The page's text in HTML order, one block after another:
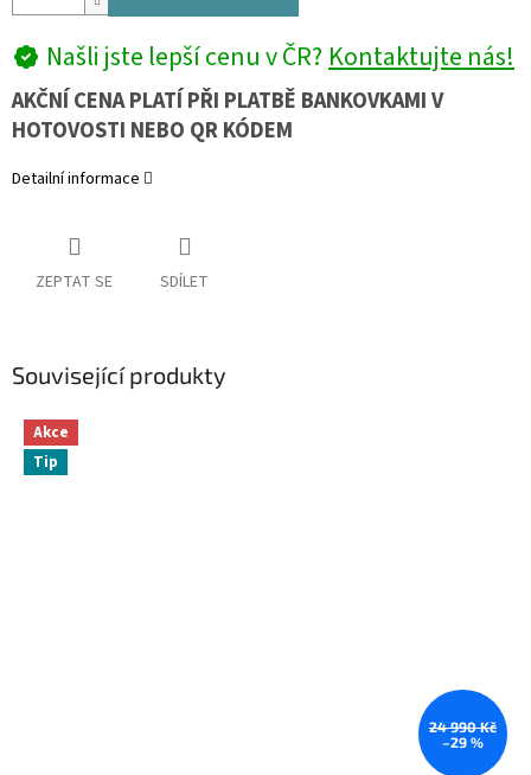
Našli jste lepší cenu v ČR?Kontaktujte nás!
AKČNÍ CENA PLATÍ PŘI PLATBĚ BANKOVKAMI V
HOTOVOSTI NEBO QR KÓDEM
Detailní informace
ZEPTAT SE SDÍLET
Související produkty
Akce
Tip
24 990 Kč
–29 %